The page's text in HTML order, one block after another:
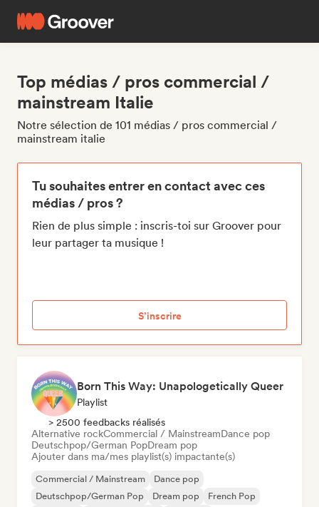
Top médias / pros commercial /
mainstream Italie
Notre sélection de 101 médias / pros commercial /
mainstream italie
Tu souhaites entrer en contact avec ces
médias / pros ?
Rien de plus simple : inscris-toi sur Groover pour
leur partager ta musique !
S’inscrire
Born This Way: Unapologetically Queer
Playlist
> 2500 feedbacks réalisés
Alternative rockCommercial / MainstreamDance pop
Deutschpop/German PopDream pop
Ajouter dans ma/mes playlist(s) impactante(s)
Commercial / Mainstream
Dance pop
Deutschpop/German Pop
Dream pop
French Pop